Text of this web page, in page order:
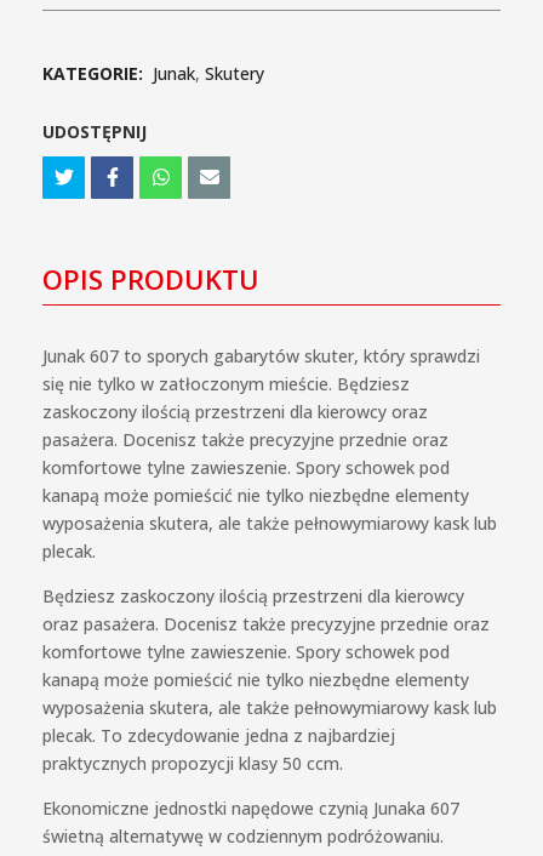
KATEGORIE: Junak, Skutery
UDOSTĘPNIJ
OPIS PRODUKTU
Junak 607 to sporych gabarytów skuter, który sprawdzi
się nie tylko w zatłoczonym mieście. Będziesz
zaskoczony ilością przestrzeni dla kierowcy oraz
pasażera. Docenisz także precyzyjne przednie oraz
komfortowe tylne zawieszenie. Spory schowek pod
kanapą może pomieścić nie tylko niezbędne elementy
wyposażenia skutera, ale także pełnowymiarowy kask lub
plecak.
Będziesz zaskoczony ilością przestrzeni dla kierowcy
oraz pasażera. Docenisz także precyzyjne przednie oraz
komfortowe tylne zawieszenie. Spory schowek pod
kanapą może pomieścić nie tylko niezbędne elementy
wyposażenia skutera, ale także pełnowymiarowy kask lub
plecak. To zdecydowanie jedna z najbardziej
praktycznych propozycji klasy 50 ccm.
Ekonomiczne jednostki napędowe czynią Junaka 607
świetną alternatywę w codziennym podróżowaniu.